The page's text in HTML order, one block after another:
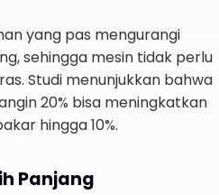
yang pas mengurangi
sehingga mesin tidak perlu
Studi menunjukkan bahwa
20% bisa meningkatkan
hingga 10%.
Panjang